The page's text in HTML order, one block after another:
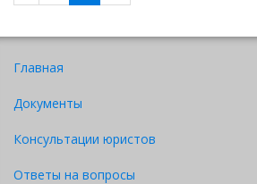
Главная
Документы
Консультации юристов
Ответы на вопросы